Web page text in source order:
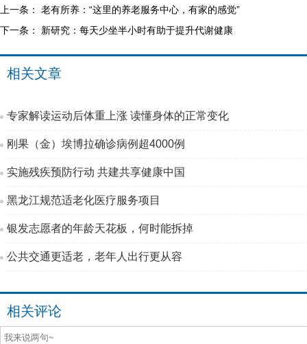
上一条： 老有所养：“这里的养老服务中心，有家的感觉”
下一条： 新研究：每天少坐半小时有助于提升代谢健康
相关文章
专家解读运动后体重上涨 读懂身体的正常变化
刚果（金）埃博拉确诊病例超4000例
实施残疾预防行动 共建共享健康中国
黑龙江规范适老化医疗服务项目
银发志愿者的年龄天花板，何时能拆掉
公共交通更适老，老年人出行更从容
相关评论